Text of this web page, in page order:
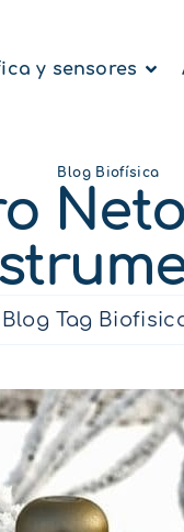
y sensores
Blog Biofísica
Blog Tag